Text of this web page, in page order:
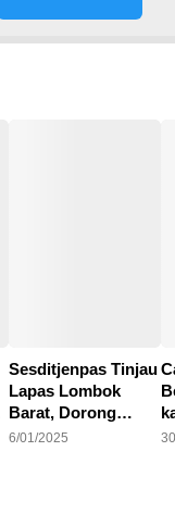
Sesditjenpas Tinjau
Lapas Lombok
Barat, Dorong
Optimalisasi
6/01/2025